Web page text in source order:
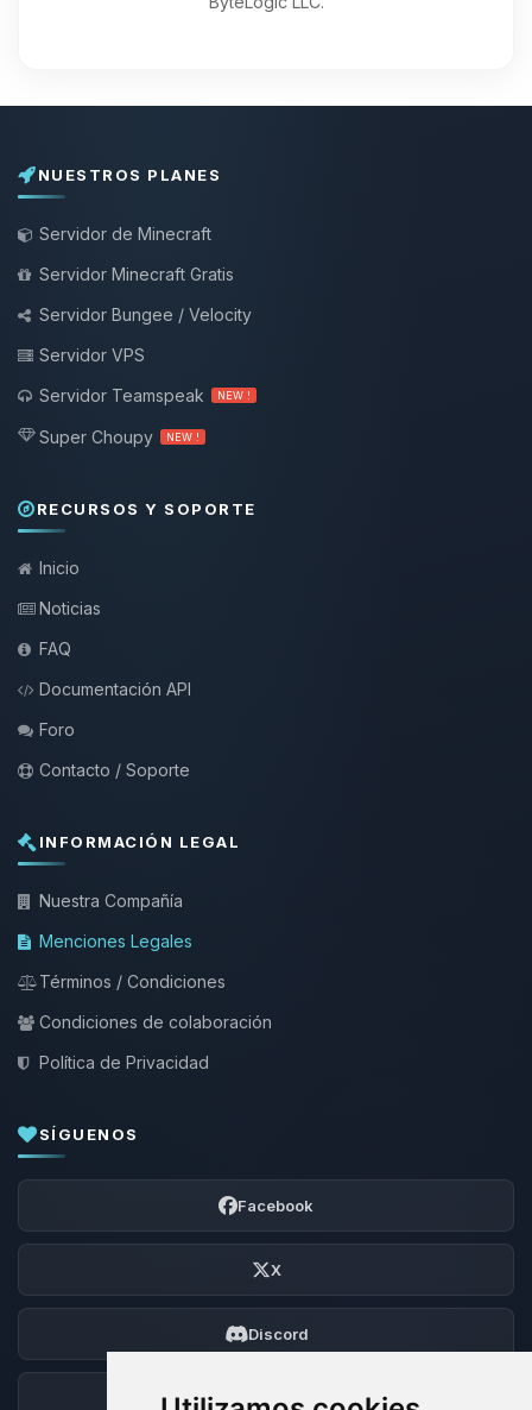
NUESTROS PLANES
Servidor de Minecraft
Servidor Minecraft Gratis
Servidor Bungee / Velocity
Servidor VPS
Servidor Teamspeak
NEW !
Super Choupy NEW !
RECURSOS Y SOPORTE
Inicio
Noticias
FAQ
Documentación API
Foro
Contacto / Soporte
INFORMACIÓN LEGAL
Nuestra Compañía
Menciones Legales
Términos / Condiciones
Condiciones de colaboración
Política de Privacidad
SÍGUENOS
Facebook
X
Discord
Foro